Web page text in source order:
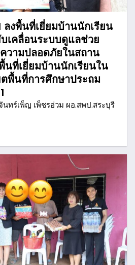
ลงพื้นที่เยี่ยมบ้านนักเรียน
เคลื่อนระบบดูแลช่วย
วามปลอดภัยในสถาน
นที่เยี่ยมบ้านนักเรียนใน
พื้นที่การศึกษาประถม
นทร์เพ็ญ เพ็ชรอ่วม ผอ.สพป.สระบุรี